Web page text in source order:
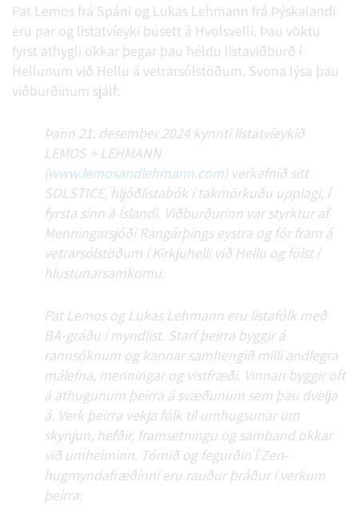
Pat Lemos frá Spáni og Lukas Lehmann frá Þýskalandi
eru par og listatvíeyki búsett á Hvolsvelli. Þau vöktu
fyrst athygli okkar þegar þau héldu listaviðburð í
Hellunum við Hellu á vetrarsólstöðum. Svona lýsa þau
viðburðinum sjálf:
Þann 21. desember 2024 kynnti listatvíeykið
LEMOS + LEHMANN
(www.lemosandlehmann.com) verkefnið sitt
SOLSTICE, hljóðlistabók í takmörkuðu upplagi, í
fyrsta sinn á Íslandi. Viðburðurinn var styrktur af
Menningarsjóði Rangárþings eystra og fór fram á
vetrarsólstöðum í Kirkjuhelli við Hellu og fólst í
hlustunarsamkomu.
Pat Lemos og Lukas Lehmann eru listafólk með
BA-gráðu í myndlist. Starf þeirra byggir á
rannsóknum og kannar samhengið milli andlegra
málefna, menningar og vistfræði. Vinnan byggir oft
á athugunum þeirra á svæðunum sem þau dvelja
á. Verk þeirra vekja fólk til umhugsunar um
skynjun, hefðir, framsetningu og samband okkar
við umheiminn. Tómið og fegurðin í Zen-
hugmyndafræðinni eru rauður þráður í verkum
þeirra.